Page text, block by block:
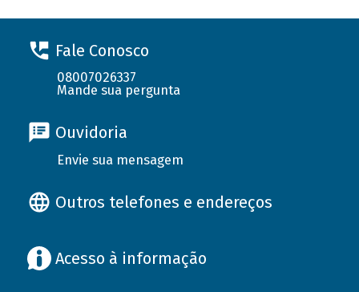
Fale Conosco
08007026337
Mande sua pergunta
Ouvidoria
Envie sua mensagem
Outros telefones e endereços
Acesso à informação